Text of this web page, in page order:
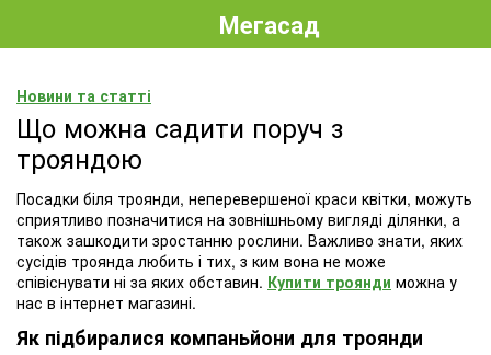
Мегасад
Новини та статті
Що можна садити поруч з
трояндою
Посадки біля троянди, неперевершеної краси квітки, можуть
сприятливо позначитися на зовнішньому вигляді ділянки, а
також зашкодити зростанню рослини. Важливо знати, яких
сусідів троянда любить і тих, з ким вона не може
співіснувати ні за яких обставин. Купити троянди можна у
нас в інтернет магазині.
Як підбиралися компаньйони для троянди